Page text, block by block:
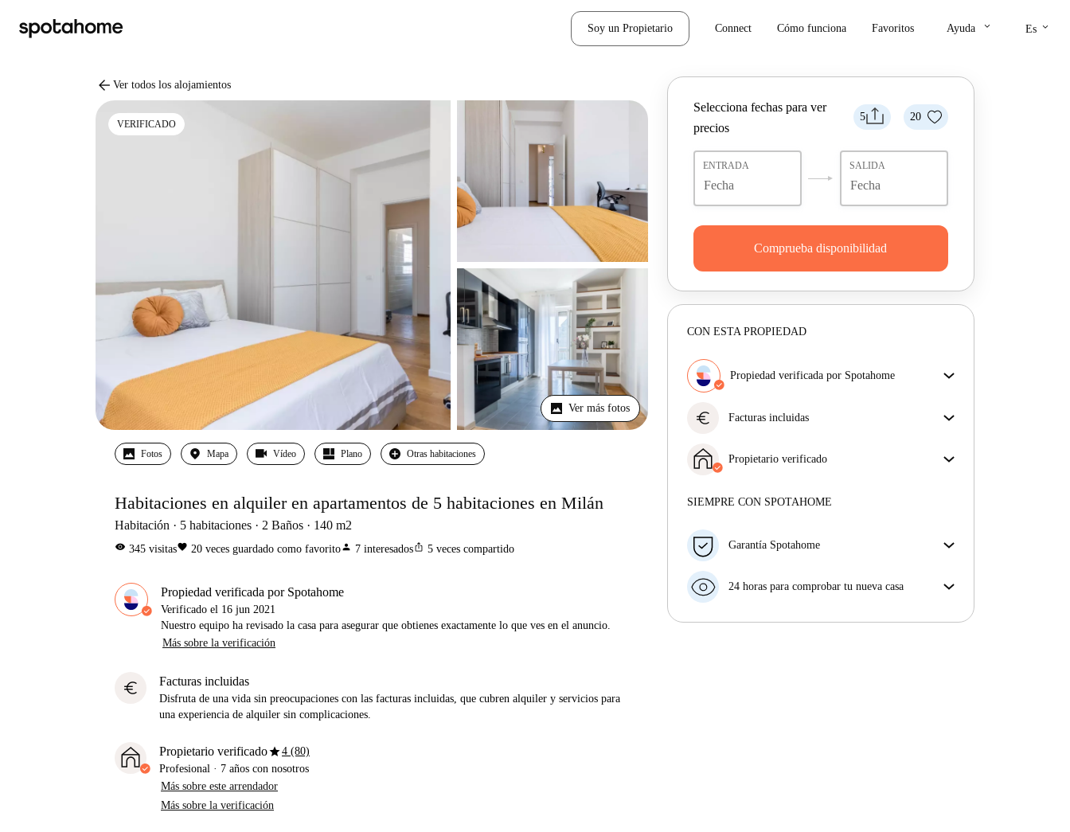
Soy un Propietario Connect Cómo funciona Favoritos Ayuda keyboard_arrow_down Es keyboard_arrow_down
arrow_back Ver todos los alojamientos
VERIFICADO
Ver más fotos
Fotos Mapa Vídeo Plano Otras habitaciones
Habitaciones en alquiler en apartamentos de 5 habitaciones en Milán
Habitación 5 habitaciones 2 Baños 140 m2
visibility 345 visitasfavorite 20 veces guardado como favoritoperson 7 interesadosios_share 5 veces compartido
Propiedad verificada por Spotahome
Verificado el 16 jun 2021
Nuestro equipo ha revisado la casa para asegurar que obtienes exactamente lo que ves en el anuncio.
Más sobre la verificación
euro Facturas incluidas
Disfruta de una vida sin preocupaciones con las facturas incluidas, que cubren alquiler y servicios para
una experiencia de alquiler sin complicaciones.
Propietario verificadostar4 (80)
Profesional · 7 años con nosotros
Más sobre este arrendador
Más sobre la verificación
5 20
Selecciona fechas para ver
precios
ENTRADA SALIDA
Comprueba disponibilidad
CON ESTA PROPIEDAD
Propiedad verificada por Spotahome
obtienes exactamente lo que ves en el anuncio.
euro Facturas incluidas
facturas incluidas, que cubren alquiler y servicios
para una experiencia de alquiler sin complicaciones.
Propietario verificado
Más sobre este arrendador
SIEMPRE CON SPOTAHOME
Garantía Spotahome
horas previas a la fecha de entrada, Spotahome A) te
el hotel hasta que encuentres nueva casa o B) te hará
24 horas para comprobar tu nueva casa